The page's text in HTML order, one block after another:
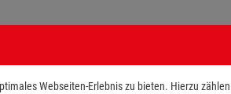
Webseiten-Erlebnis zu bieten. Hierzu